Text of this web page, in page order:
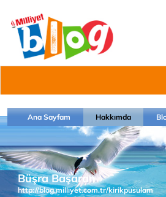
Ana Sayfam Hakkımda
Büşra Başaran
http://blog.milliyet.com.tr/kirikpusulam